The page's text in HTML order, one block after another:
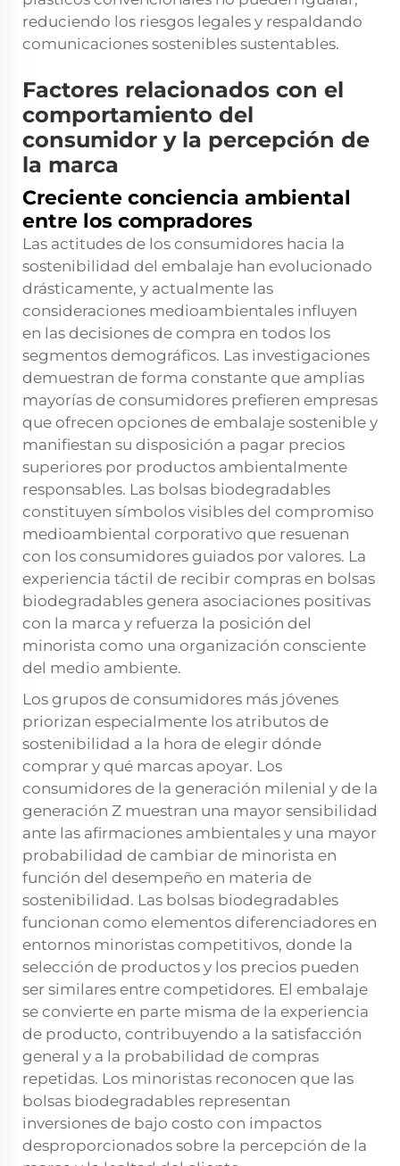
reduciendo los riesgos legales y respaldando
comunicaciones sostenibles sustentables.
Factores relacionados con el
comportamiento del
consumidor y la percepción de
la marca
Creciente conciencia ambiental
entre los compradores
Las actitudes de los consumidores hacia la
sostenibilidad del embalaje han evolucionado
drásticamente, y actualmente las
consideraciones medioambientales influyen
en las decisiones de compra en todos los
segmentos demográficos. Las investigaciones
demuestran de forma constante que amplias
mayorías de consumidores prefieren empresas
que ofrecen opciones de embalaje sostenible y
manifiestan su disposición a pagar precios
superiores por productos ambientalmente
responsables. Las bolsas biodegradables
constituyen símbolos visibles del compromiso
medioambiental corporativo que resuenan
con los consumidores guiados por valores. La
experiencia táctil de recibir compras en bolsas
biodegradables genera asociaciones positivas
con la marca y refuerza la posición del
minorista como una organización consciente
del medio ambiente.
Los grupos de consumidores más jóvenes
priorizan especialmente los atributos de
sostenibilidad a la hora de elegir dónde
comprar y qué marcas apoyar. Los
consumidores de la generación milenial y de la
generación Z muestran una mayor sensibilidad
ante las afirmaciones ambientales y una mayor
probabilidad de cambiar de minorista en
función del desempeño en materia de
sostenibilidad. Las bolsas biodegradables
funcionan como elementos diferenciadores en
entornos minoristas competitivos, donde la
selección de productos y los precios pueden
ser similares entre competidores. El embalaje
se convierte en parte misma de la experiencia
de producto, contribuyendo a la satisfacción
general y a la probabilidad de compras
repetidas. Los minoristas reconocen que las
bolsas biodegradables representan
inversiones de bajo costo con impactos
desproporcionados sobre la percepción de la